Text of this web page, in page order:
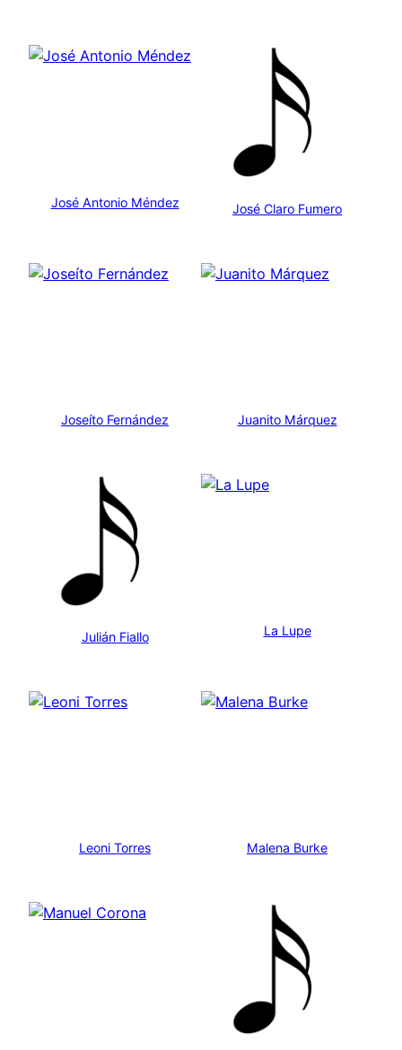
José Antonio Méndez José Claro Fumero
Joseíto Fernández Juanito Márquez
Julián Fiallo La Lupe
Leoni Torres Malena Burke